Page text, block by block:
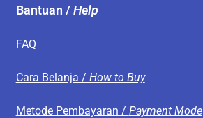
Bantuan /Help
FAQ
Cara Belanja / How to Buy
Metode Pembayaran / Payment Mode